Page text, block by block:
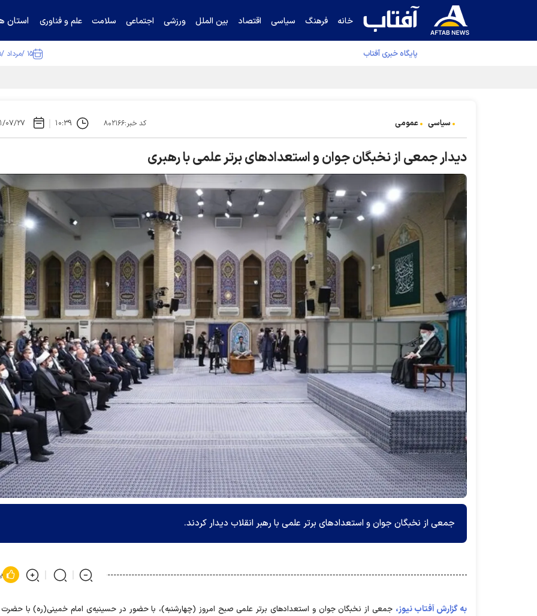
خانه فرهنگ سیاسی اقتصاد بین الملل ورزشی اجتماعی سلامت علم و فناوری استان
پایگاه خبری آفتاب ۱۵ /مرداد /۱۴۰۵
سیاسی عمومی کد خبر:۸۰۲۱۶۶ ۱۰:۳۹ ۱۴۰۱/
دیدار جمعی از نخبگان جوان و استعدادهای برتر علمی با رهبری
جمعی از نخبگان جوان و استعداد‌های برتر علمی با رهبر انقلاب دیدار کردند.
به گزارش آفتاب نیوز، جمعی از نخبگان جوان و استعدادهای برتر علمی صبح امروز (چهارشنبه)، با حضور در حسینیه‌ی امام خمینی(ره) با حضرت